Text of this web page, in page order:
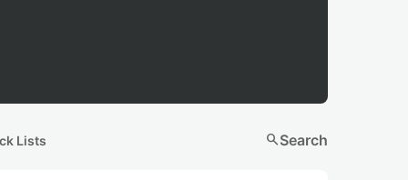
Lists searchSearch